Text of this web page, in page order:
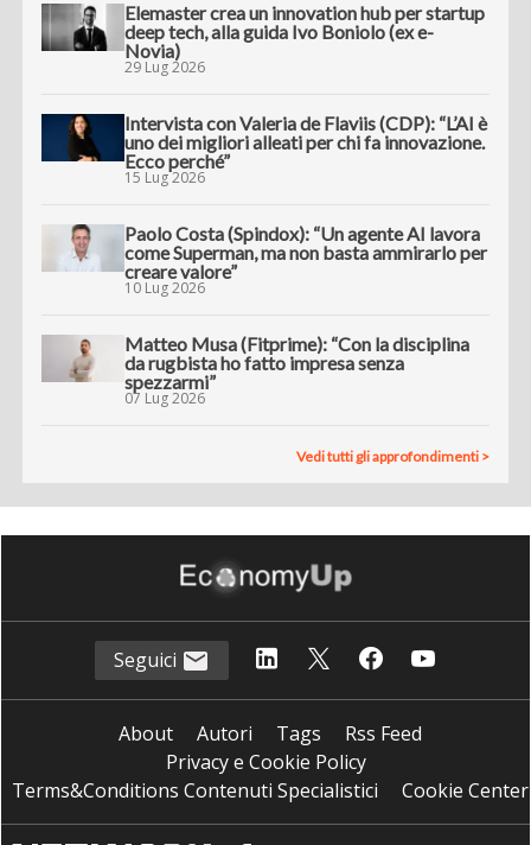
Elemaster crea un innovation hub per startup
deep tech, alla guida Ivo Boniolo (ex e-
Novia)
29 Lug 2026
Intervista con Valeria de Flaviis (CDP): “L’AI è
uno dei migliori alleati per chi fa innovazione.
Ecco perché”
15 Lug 2026
Paolo Costa (Spindox): “Un agente AI lavora
come Superman, ma non basta ammirarlo per
creare valore”
10 Lug 2026
Matteo Musa (Fitprime): “Con la disciplina
da rugbista ho fatto impresa senza
spezzarmi”
07 Lug 2026
Vedi tutti gli approfondimenti >
Seguici
About Autori Tags
Rss Feed
Privacy e Cookie Policy
Terms&Conditions Contenuti Specialistici
Cookie Center